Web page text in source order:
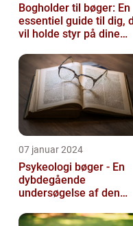
Bogholder til bøger: En
essentiel guide til dig,
vil holde styr på dine
07 januar 2024
Psykeologi bøger - En
dybdegående
undersøgelse af den
verden